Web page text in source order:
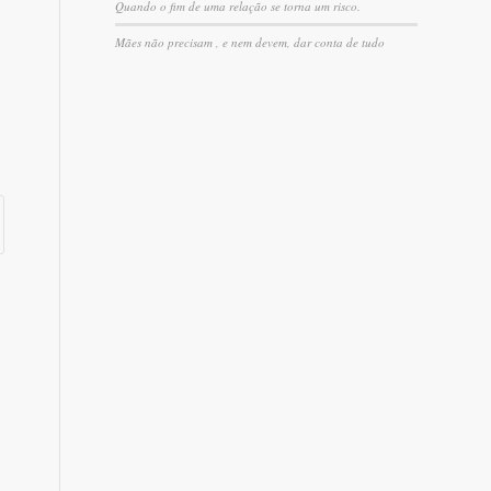
Quando o fim de uma relação se torna um risco.
Mães não precisam , e nem devem, dar conta de tudo